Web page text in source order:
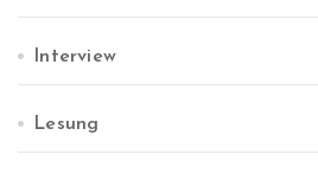
Interview
Lesung